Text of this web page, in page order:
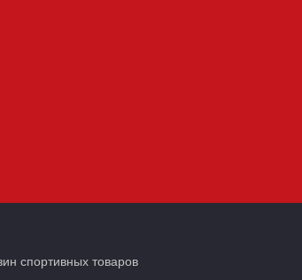
спортивных товаров